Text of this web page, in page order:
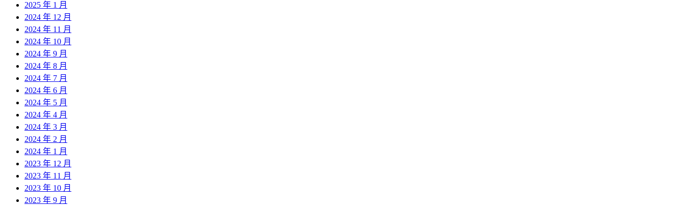
2025 年 1 月
2024 年 12 月
2024 年 11 月
2024 年 10 月
2024 年 9 月
2024 年 8 月
2024 年 7 月
2024 年 6 月
2024 年 5 月
2024 年 4 月
2024 年 3 月
2024 年 2 月
2024 年 1 月
2023 年 12 月
2023 年 11 月
2023 年 10 月
2023 年 9 月